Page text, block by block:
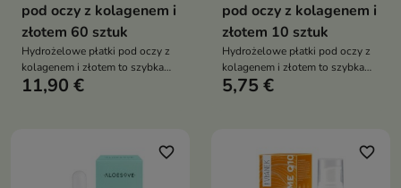
pod oczy z kolagenem i
złotem 60 sztuk
Hydrożelowe płatki pod oczy z
kolagenem i złotem to szybka
kuracja, która pomaga wygładzić
11,90 €
pod oczy z kolagenem i
złotem 10 sztuk
Hydrożelowe płatki pod oczy z
kolagenem i złotem to szybka
kuracja wygładzająca i
wypoczęty wygląd.
5,75 €
favorite_border favorite_border